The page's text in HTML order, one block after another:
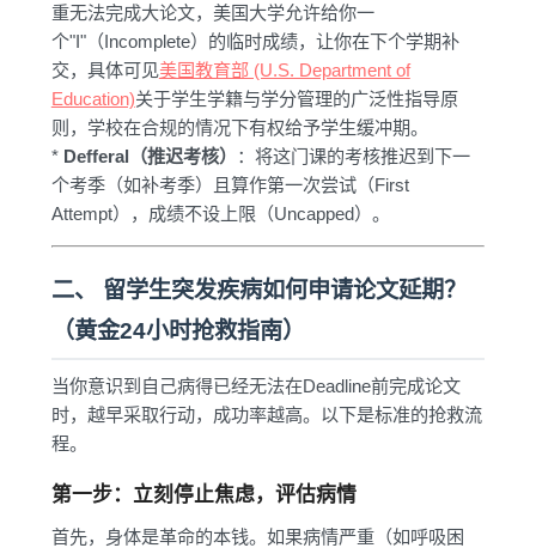
重无法完成大论文，美国大学允许给你一
个"I"（Incomplete）的临时成绩，让你在下个学期补
交，具体可见美国教育部 (U.S. Department of
Education)关于学生学籍与学分管理的广泛性指导原
则，学校在合规的情况下有权给予学生缓冲期。
* Defferal（推迟考核）
：将这门课的考核推迟到下一
个考季（如补考季）且算作第一次尝试（First
Attempt），成绩不设上限（Uncapped）。
二、 留学生突发疾病如何申请论文延期？
（黄金24小时抢救指南）
当你意识到自己病得已经无法在Deadline前完成论文
时，越早采取行动，成功率越高。以下是标准的抢救流
程。
第一步：立刻停止焦虑，评估病情
首先，身体是革命的本钱。如果病情严重（如呼吸困